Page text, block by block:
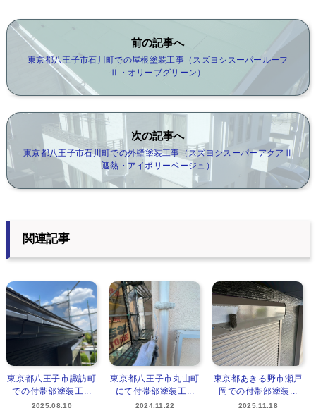
前の記事へ
東京都八王子市石川町での屋根塗装工事（スズヨシスーパールーフ
Ⅱ・オリーブグリーン）
次の記事へ
東京都八王子市石川町での外壁塗装工事（スズヨシスーパーアクアⅡ
遮熱・アイボリーベージュ）
関連記事
東京都八王子市諏訪町
での付帯部塗装工...
2025.08.10
東京都八王子市丸山町
にて付帯部塗装工...
2024.11.22
東京都あきる野市瀬戸
岡での付帯部塗装...
2025.11.18